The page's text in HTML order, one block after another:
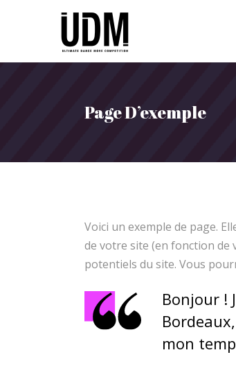
Page D’exemple
Voici un exemple de page.
de votre site (en fonction de
potentiels du site. Vous
Bonjour !
mon